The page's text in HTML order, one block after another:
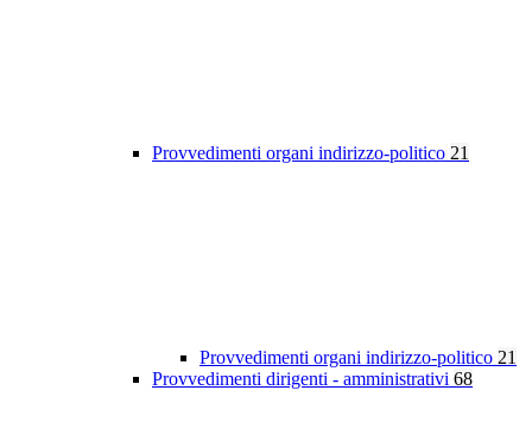
Provvedimenti organi indirizzo-politico 21
Provvedimenti organi indirizzo-politico 21
Provvedimenti dirigenti - amministrativi 68